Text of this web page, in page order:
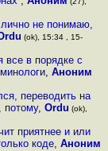
не понимаю,
(ok), 15:34 , 15-
все в порядке с
, Аноним
переводить на
потому,Ordu (ok),
приятнее и или
коде, Аноним